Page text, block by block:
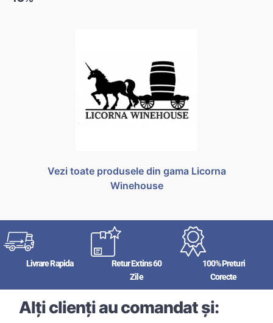
Vezi toate produsele din gama Licorna
Winehouse
Livrare Rapida
Retur Extins 60
Zile
100% Preturi
Corecte
Alți clienți au comandat și: